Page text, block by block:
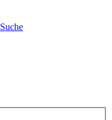
Suche